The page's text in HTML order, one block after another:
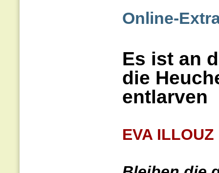
Online-
Es ist an
die
entlarven
EVA ILLOUZ